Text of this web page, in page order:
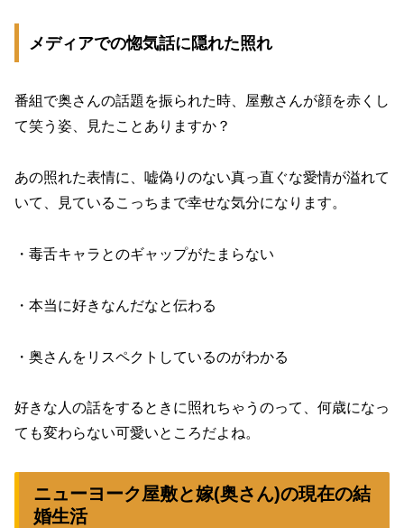
メディアでの惚気話に隠れた照れ
番組で奥さんの話題を振られた時、屋敷さんが顔を赤くし
て笑う姿、見たことありますか？
あの照れた表情に、嘘偽りのない真っ直ぐな愛情が溢れて
いて、見ているこっちまで幸せな気分になります。
・毒舌キャラとのギャップがたまらない
・本当に好きなんだなと伝わる
・奥さんをリスペクトしているのがわかる
好きな人の話をするときに照れちゃうのって、何歳になっ
ても変わらない可愛いところだよね。
ニューヨーク屋敷と嫁(奥さん)の現在の結
婚生活